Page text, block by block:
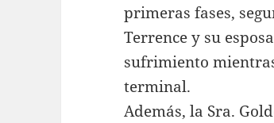
primeras fases,
Terrence y su
sufrimiento
terminal.
Además, la Sra.